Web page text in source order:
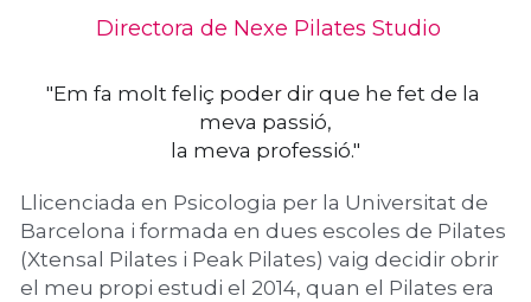
Directora de Nexe Pilates Studio
"Em fa molt feliç poder dir que he fet de la
meva passió,
la meva professió."
Llicenciada en Psicologia per la Universitat de
Barcelona i formada en dues escoles de Pilates
(Xtensal Pilates i Peak Pilates) vaig decidir obrir
el meu propi estudi el 2014, quan el Pilates era